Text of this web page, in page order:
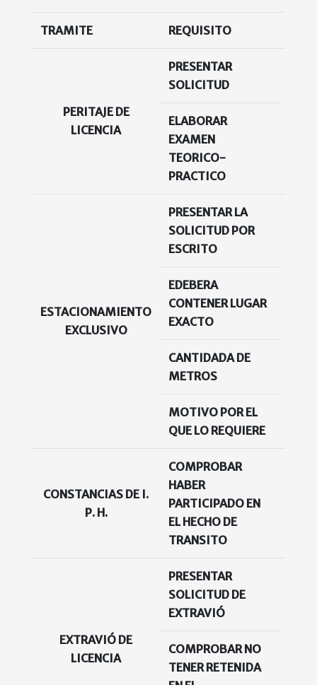
TRAMITE REQUISITO
PERITAJE DE
LICENCIA
PRESENTAR
SOLICITUD
ELABORAR
EXAMEN
TEORICO-
PRACTICO
ESTACIONAMIENTO
EXCLUSIVO
PRESENTAR LA
SOLICITUD POR
ESCRITO
EDEBERA
CONTENER LUGAR
EXACTO
CANTIDADA DE
METROS
MOTIVO POR EL
QUE LO REQUIERE
CONSTANCIAS DE I.
P. H.
COMPROBAR
HABER
PARTICIPADO EN
EL HECHO DE
TRANSITO
EXTRAVIÓ DE
LICENCIA
PRESENTAR
SOLICITUD DE
EXTRAVIÓ
COMPROBAR NO
TENER RETENIDA